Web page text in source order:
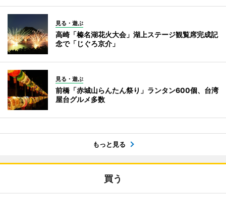
見る・遊ぶ
高崎「榛名湖花火大会」湖上ステージ観覧席完成記
念で「じぐろ京介」
見る・遊ぶ
前橋「赤城山らんたん祭り」ランタン600個、台湾
屋台グルメ多数
もっと見る
買う